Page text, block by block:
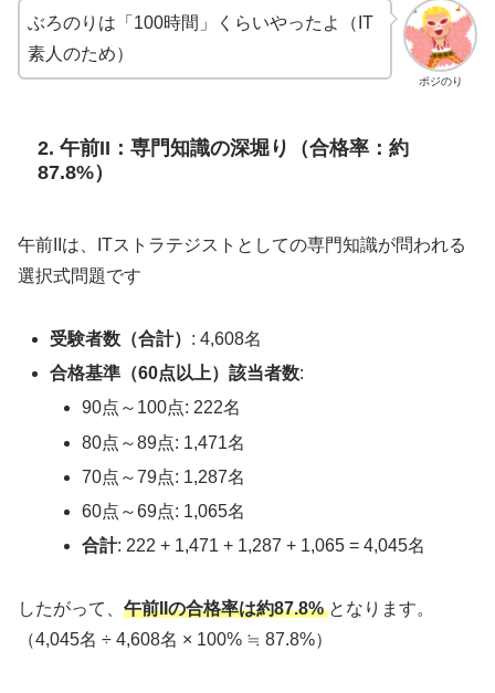
ポジのり
ぶろのりは「100時間」くらいやったよ（IT
素人のため）
2. 午前II：専門知識の深堀り（合格率：約
87.8%）
午前IIは、ITストラテジストとしての専門知識が問われる
選択式問題です
受験者数（合計） : 4,608名
合格基準（60点以上）該当者数:
90点～100点: 222名
80点～89点: 1,471名
70点～79点: 1,287名
60点～69点: 1,065名
合計: 222 + 1,471 + 1,287 + 1,065 = 4,045名
したがって、 午前IIの合格率は約87.8% となります。
（4,045名 ÷ 4,608名 × 100% ≒ 87.8%）